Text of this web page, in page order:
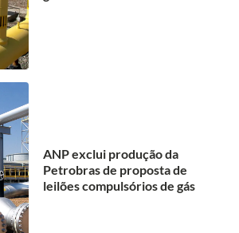
ANP exclui produção da
Petrobras de proposta de
leilões compulsórios de gás